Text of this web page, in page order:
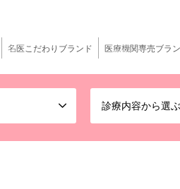
診療内容から選ぶ
名医こだわりブランド 医療機関専売ブラ